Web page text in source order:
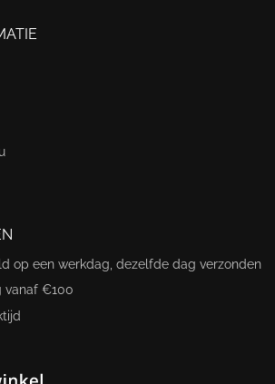
op een werkdag, dezelfde dag verzonden
vanaf €100